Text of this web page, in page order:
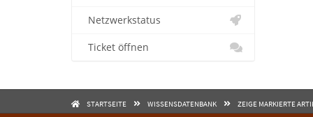
Netzwerkstatus
Ticket öffnen
STARTSEITE WISSENSDATENBANK ZEIGE MARKIERTE